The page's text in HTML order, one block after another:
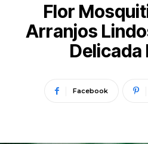
Flor
Arranjos
Delicada
Facebook